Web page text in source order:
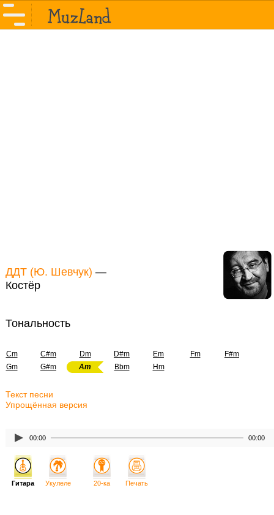
ДДТ (Ю. Шевчук) —
Костёр
Тональность
Cm C#m Dm D#m Em Fm
F#m
Gm
G#m Am Bbm Hm
Текст песни
Упрощённая версия
00:00 00:00
Гитара Укулеле 20-ка Печать